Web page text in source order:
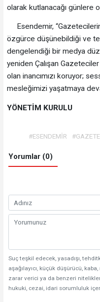
olarak kutlanacağı günlere
Esendemir,
özgürce düşünebildiği ve
dengelendiği bir medya
yeniden Çalışan
olan inancımızı koruyor;
mesleğimizi yaşatmaya
YÖNETİM KURULU
#ESENDEMİR
Yorumlar (0)
Suç teşkil edecek, yasadışı,
aşağılayıcı, küçük düşürücü,
zarar verici ya da benzeri
hukuki, cezai, idari sorumluluk